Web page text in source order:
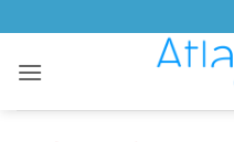
to
content